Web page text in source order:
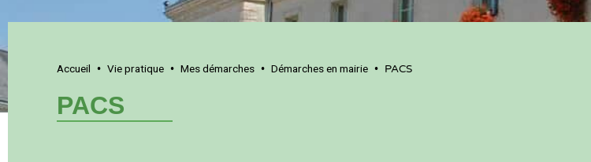
Accueil • Vie pratique • Mes démarches • Démarches en mairie • PACS
PACS